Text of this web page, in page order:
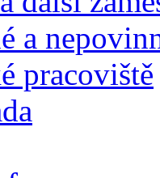
a
pracoviště